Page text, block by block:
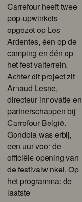
Carrefour heeft twee
pop-upwinkels
opgezet op Les
Ardentes, één op de
camping en één op
het festivalterrein.
Achter dit project zit
Arnaud Lesne,
directeur innovatie en
partnerschappen bij
Carrefour België.
Gondola was erbij,
een uur voor de
officiële opening van
de festivalwinkel. Op
het programma: de
laatste